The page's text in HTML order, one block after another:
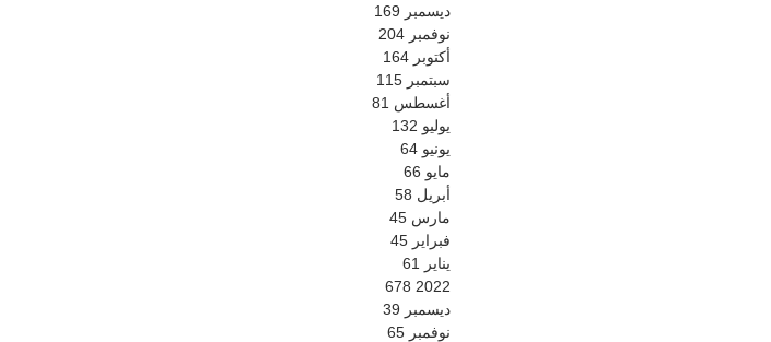
ديسمبر 169
نوفمبر 204
أكتوبر 164
سبتمبر 115
أغسطس 81
يوليو 132
يونيو 64
مايو 66
أبريل 58
مارس 45
فبراير 45
يناير
61
2022
678
ديسمبر 39
نوفمبر 65